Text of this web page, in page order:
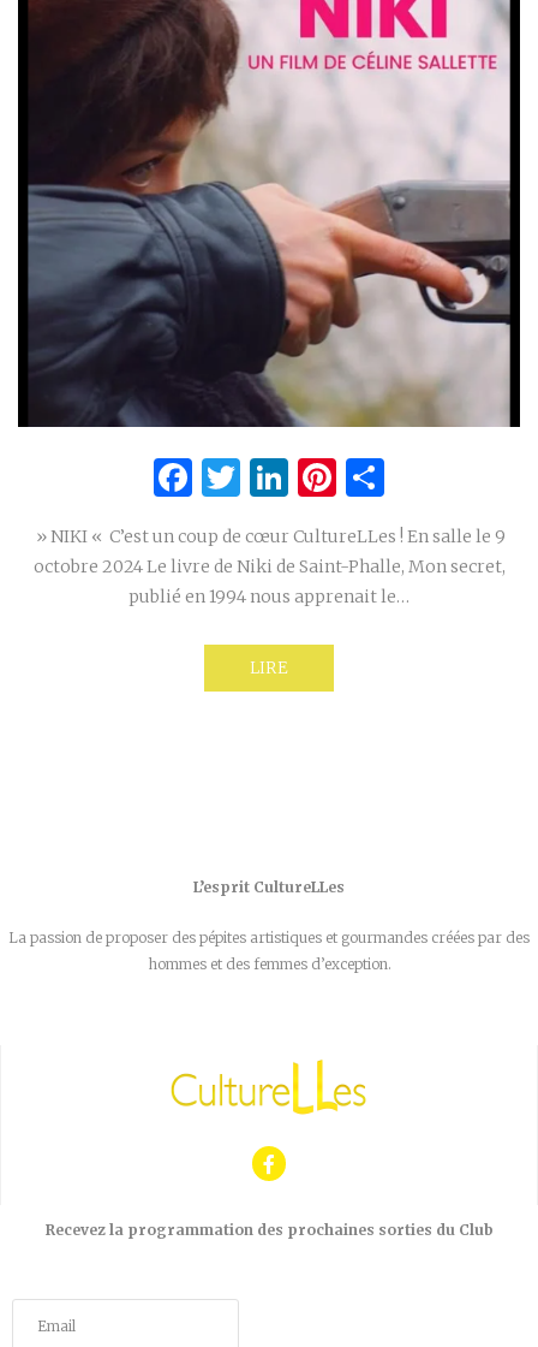
Facebook
Twitter
LinkedIn
Pinterest
» NIKI « C’est un coup de cœur CultureLLes ! En salle le 9
octobre 2024 Le livre de Niki de Saint-Phalle, Mon secret,
publié en 1994 nous apprenait le…
LIRE
L’esprit CultureLLes
La passion de proposer des pépites artistiques et gourmandes créées par des
hommes et des femmes d’exception.
Recevez la programmation des prochaines sorties du Club